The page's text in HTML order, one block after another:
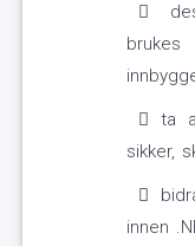
ta
sikker,
innen